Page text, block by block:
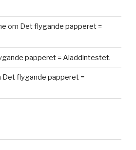
om Det flygande papperet =
papperet = Aladdintestet.
Det flygande papperet =